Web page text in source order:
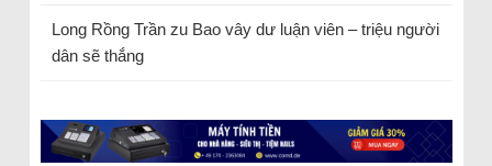
Long Rồng Trầnzu Bao vây dư luận viên – triệu người
dân sẽ thắng